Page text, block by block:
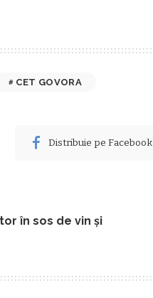
CET GOVORA
Distribuie pe Facebook
în sos de vin şi